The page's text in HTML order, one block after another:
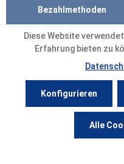
Bezahlmethoden
Bei Bezahlung
Alle Preise inkl.
Versandkosten
und
Werkzeugleiste
Diese Website
Erfahrung bieten zu
Konfigurieren
Alle